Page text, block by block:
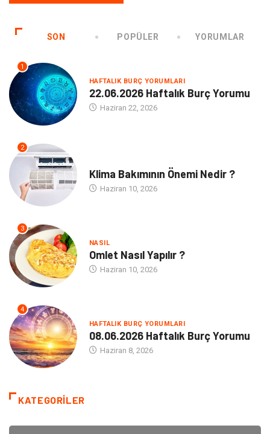
SON POPÜLER YORUMLAR
1
HAFTALIK BURÇ YORUMLARI
22.06.2026 Haftalık Burç Yorumu
Haziran 22, 2026
2
Klima Bakımının Önemi Nedir ?
Haziran 10, 2026
3
NASIL
Omlet Nasıl Yapılır ?
Haziran 10, 2026
4
HAFTALIK BURÇ YORUMLARI
08.06.2026 Haftalık Burç Yorumu
Haziran 8, 2026
KATEGORILER